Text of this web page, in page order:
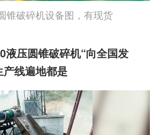
锥破碎机设备图，有现货
液压圆锥破碎机“向全国发
产线遍地都是